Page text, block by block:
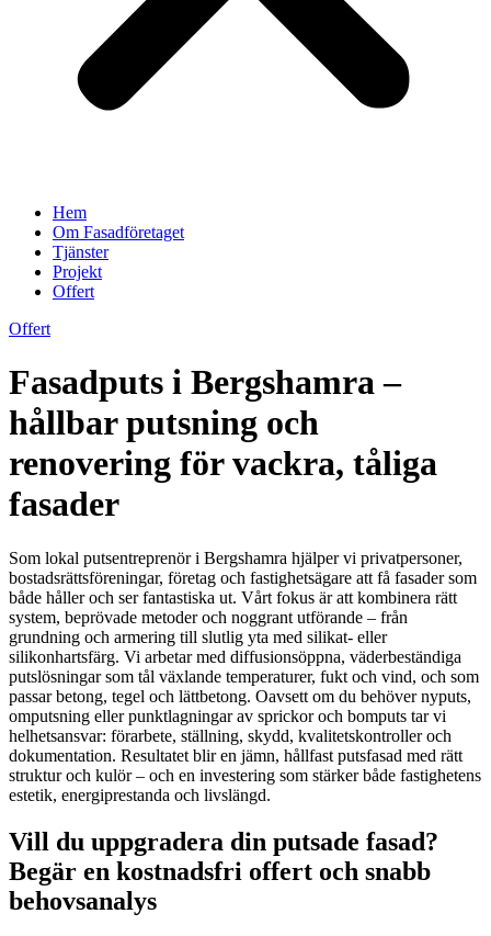
Hem
Om Fasadföretaget
Tjänster
Projekt
Offert
Offert
Fasadputs i Bergshamra –
hållbar putsning och
renovering för vackra, tåliga
fasader
Som lokal putsentreprenör i Bergshamra hjälper vi privatpersoner,
bostadsrättsföreningar, företag och fastighetsägare att få fasader som
både håller och ser fantastiska ut. Vårt fokus är att kombinera rätt
system, beprövade metoder och noggrant utförande – från
grundning och armering till slutlig yta med silikat- eller
silikonhartsfärg. Vi arbetar med diffusionsöppna, väderbeständiga
putslösningar som tål växlande temperaturer, fukt och vind, och som
passar betong, tegel och lättbetong. Oavsett om du behöver nyputs,
omputsning eller punktlagningar av sprickor och bomputs tar vi
helhetsansvar: förarbete, ställning, skydd, kvalitetskontroller och
dokumentation. Resultatet blir en jämn, hållfast putsfasad med rätt
struktur och kulör – och en investering som stärker både fastighetens
estetik, energiprestanda och livslängd.
Vill du uppgradera din putsade fasad?
Begär en kostnadsfri offert och snabb
behovsanalys